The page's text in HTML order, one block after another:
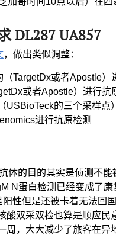
DL287 UA857
，做出类似调整：
TargetDx或者Apostle）
或者Apostle）进行抗
USBioTeck的三个采样点
进行抗原检测
体的目的其实是侦测不
N蛋白检测已经变成了
性但是还被卡着无法回
酸双采双检也算是顺应
周，大大减少了旅客在